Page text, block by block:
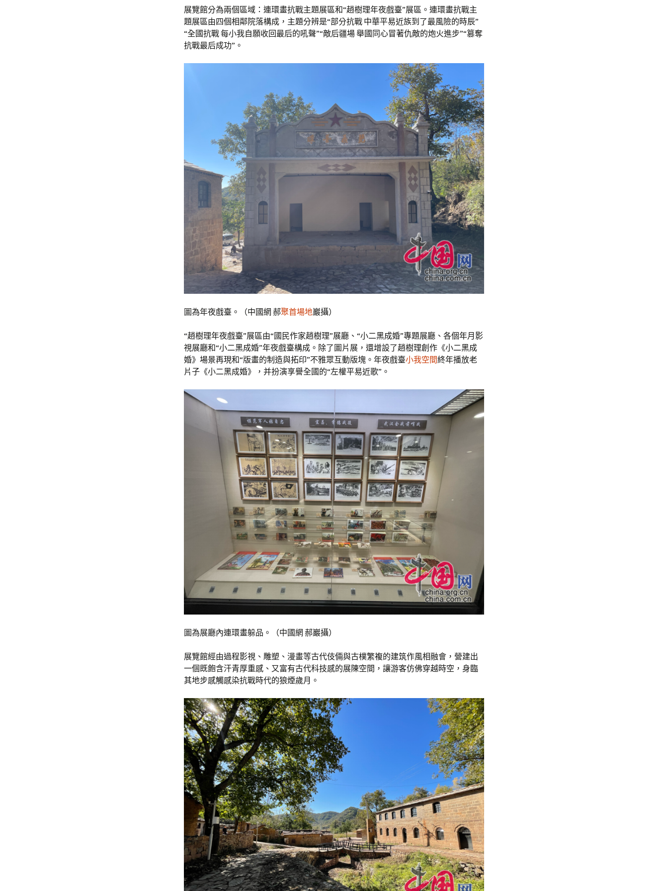
展覽館分為兩個區域：連環畫抗戰主題展區和“趙樹理年夜戲臺”展區。連環畫抗戰主
題展區由四個相鄰院落構成，主題分辨是“部分抗戰 中華平易近族到了最風險的時辰”
“全國抗戰 每小我自願收回最后的吼聲”“敵后疆場 舉國同心冒著仇敵的炮火進步”“篡奪
抗戰最后成功”。
圖為年夜戲臺。（中國網 郝聚首場地巖攝）
“趙樹理年夜戲臺”展區由“國民作家趙樹理”展廳、“小二黑成婚”專題展廳、各個年月影
視展廳和“小二黑成婚”年夜戲臺構成。除了圖片展，還增設了趙樹理創作《小二黑成
婚》場景再現和“版畫的制造與拓印”不雅眾互動版塊。年夜戲臺小我空間終年播放老
片子《小二黑成婚》，并扮演享譽全國的“左權平易近歌”。
圖為展廳內連環畫躲品。（中國網 郝巖攝）
展覽館經由過程影視、雕塑、漫畫等古代伎倆與古樸繁複的建筑作風相融會，營建出
一個既飽含汗青厚重感、又富有古代科技感的展陳空間，讓游客仿佛穿越時空，身臨
其地步感觸感染抗戰時代的狼煙歲月。